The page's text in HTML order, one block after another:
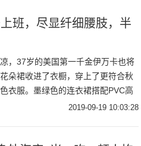
班，尽显纤细腰肢，半
，37岁的美国第一千金伊万卡也将
朵裙收进了衣橱，穿上了更符合秋
衣服。墨绿色的连衣裙搭配PVC高
受到了时尚评论的交口称赞，而裙摆
2019-09-19 10:03:28